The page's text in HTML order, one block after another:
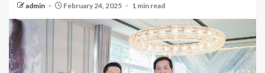
admin February 24, 2025 1 min read